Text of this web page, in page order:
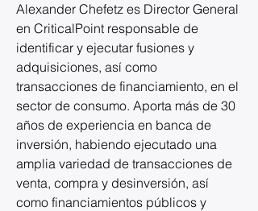
Alexander Chefetz es Director General
en CriticalPoint responsable de
identificar y ejecutar fusiones y
adquisiciones, así como
transacciones de financiamiento, en el
sector de consumo. Aporta más de 30
años de experiencia en banca de
inversión, habiendo ejecutado una
amplia variedad de transacciones de
venta, compra y desinversión, así
como financiamientos públicos y